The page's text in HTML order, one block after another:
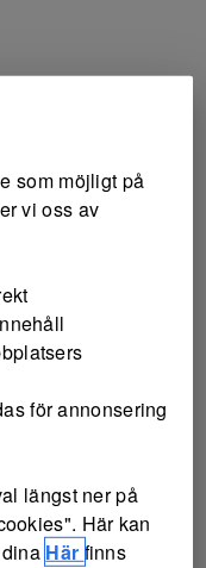
som möjligt på
vi oss av
för annonsering
längst ner på
Här kan
Här finns